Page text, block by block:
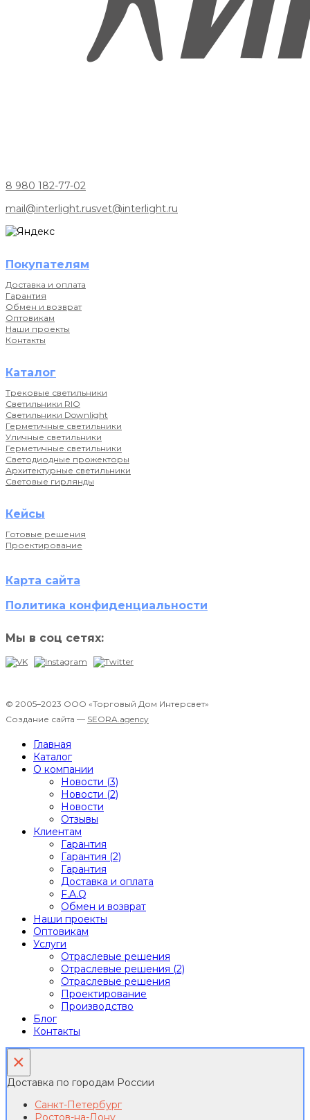
8 980 182-77-02
mail@interlight.rusvet@interlight.ru
Покупателям
Доставка и оплата
Гарантия
Обмен и возврат
Оптовикам
Наши проекты
Контакты
Каталог
Трековые светильники
Светильники RIO
Светильники Downlight
Герметичные светильники
Уличные светильники
Герметичные светильники
Светодиодные прожекторы
Архитектурные светильники
Световые гирлянды
Кейсы
Готовые решения
Проектирование
Карта сайта
Политика конфиденциальности
Мы в соц сетях:
© 2005–2023 ООО «Торговый Дом Интерсвет»
Создание сайта — SEORA.agency
Главная
Каталог
О компании
Новости (3)
Новости (2)
Новости
Отзывы
Клиентам
Гарантия
Гарантия (2)
Гарантия
Доставка и оплата
F.A.Q
Обмен и возврат
Наши проекты
Оптовикам
Услуги
Отраслевые решения
Отраслевые решения (2)
Отраслевые решения
Проектирование
Производство
Блог
Контакты
×
Доставка по городам России
Санкт-Петербург
Ростов-на-Дону